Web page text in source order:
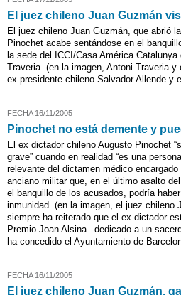
El juez chileno Juan Guzmán
El juez chileno Juan Guzmán, que abrió
Pinochet acabe sentándose en el
la sede del ICCI/Casa América
Traveria. (en la imagen, Antoni Traveria
ex presidente chileno Salvador Allende y
FECHA 16/11/2005
Pinochet no está demente y
El ex dictador chileno Augusto Pinochet
grave” cuando en realidad “es una
relevante del dictamen médico
anciano militar que, en el último asalto
el banquillo de los acusados, podría
inmunidad. (en la imagen, el juez chileno
siempre ha reiterado que el ex dictador
Premio Joan Alsina –dedicado a un
ha concedido el Ayuntamiento de
FECHA 16/11/2005
El juez chileno Juan Guzmán,